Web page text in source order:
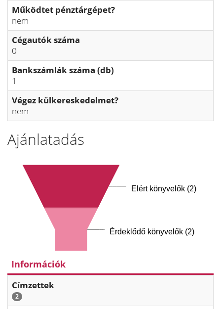
Működtet pénztárgépet?
nem
Cégautók száma
0
Bankszámlák száma (db)
1
Végez külkereskedelmet?
nem
Ajánlatadás
Elért könyvelők (2)
Érdeklődő könyvelők (2)
Információk
Címzettek
2